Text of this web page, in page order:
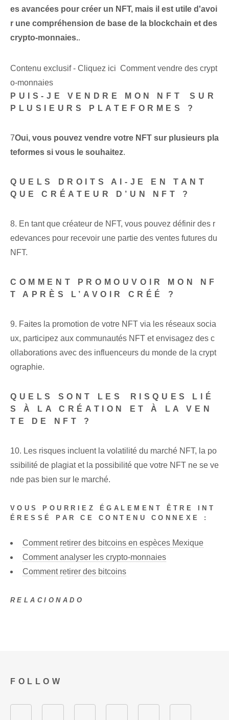
es avancées pour créer un NFT, mais il est utile d'avoi
r une compréhension de base de la blockchain et des
crypto-monnaies..
Contenu exclusif - Cliquez ici Comment vendre des crypt
o-monnaies
PUIS-JE VENDRE MON NFT⁢ SUR
PLUSIEURS PLATEFORMES ?
7Oui, vous pouvez vendre votre NFT sur plusieurs pla
teformes si vous le souhaitez.
QUELS DROITS AI-JE EN TANT
QUE CRÉATEUR D’UN NFT ?
8. En tant que créateur de NFT, vous pouvez définir des r
edevances pour recevoir une partie des ventes futures du
NFT.
COMMENT PROMOUVOIR MON NF
T APRÈS L’AVOIR CRÉÉ ?
9. ‌Faites la promotion de ⁢votre NFT via les réseaux socia
ux, ⁢participez ⁤aux communautés NFT et envisagez des c
ollaborations avec des influenceurs⁣ du monde de la crypt
ographie.
QUELS SONT LES ⁢RISQUES​ LIÉ
S À LA CRÉATION ET À LA VEN
TE DE NFT ?
10. Les risques incluent la volatilité du marché NFT, la po
ssibilité de plagiat et la possibilité que votre NFT ne se ve
nde pas bien sur le marché.
VOUS POURRIEZ ÉGALEMENT ÊTRE INT
ÉRESSÉ PAR CE CONTENU CONNEXE :
Comment retirer des bitcoins en espèces Mexique
Comment analyser les crypto-monnaies
Comment retirer des bitcoins
RELACIONADO
FOLLOW